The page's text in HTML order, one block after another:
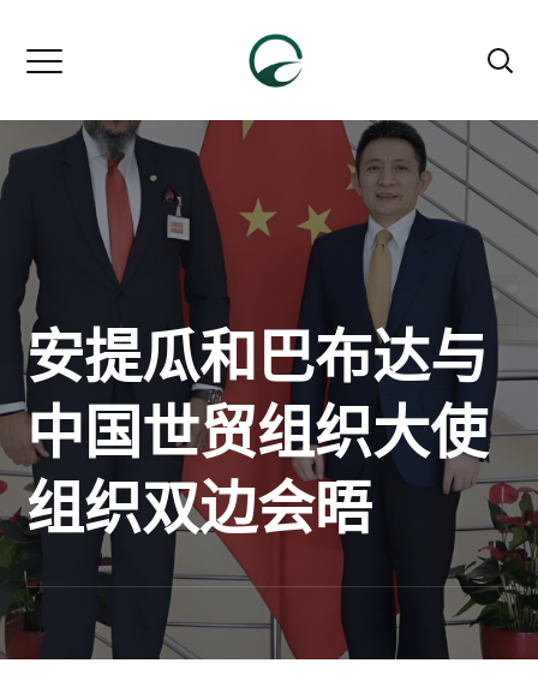
安提瓜和巴布达与
中国世贸组织大使
组织双边会晤